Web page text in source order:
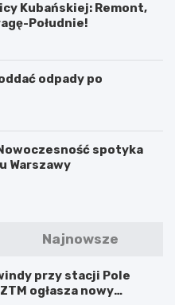
Kubańskiej: Remont,
Południe!
odpady po
spotyka
Warszawy
Najnowsze
przy stacji Pole
ogłasza nowy